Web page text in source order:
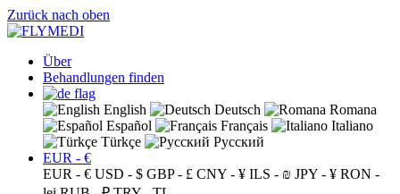
Zurück nach oben
Über
Behandlungen finden
English Deutsch
Romana
Español
Français
Italiano
Türkçe
Русский
EUR - €
EUR - € USD - $ GBP - £ CNY - ¥ ILS - ₪ JPY - ¥ RON -